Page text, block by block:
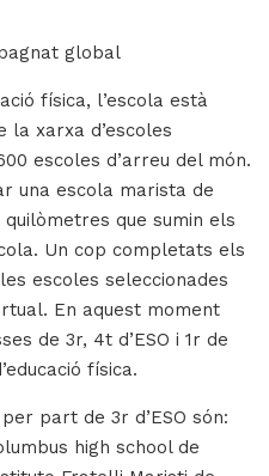
global
física, l’escola està
la xarxa d’escoles
escoles d’arreu del món.
una escola marista de
que sumin els
Un cop completats els
escoles seleccionades
En aquest moment
de 3r, 4t d’ESO i 1r de
física.
part de 3r d’ESO són:
high school de